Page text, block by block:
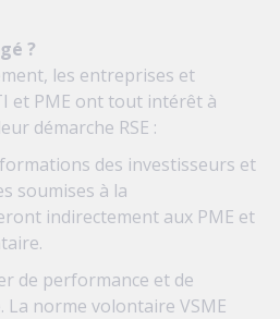
?
les entreprises et
et PME ont tout intérêt à
démarche RSE :
des investisseurs et
soumises à la
indirectement aux PME et
de performance et de
norme volontaire VSME